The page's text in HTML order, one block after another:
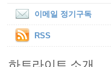
이메일 정기구독
RSS